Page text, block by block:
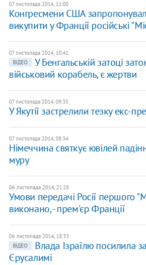
07 листопада 2014, 11:00
Конгресмени США
викупити у Франції російські
07 листопада 2014, 10:41
ВІДЕО
У Бенгальській затоці
військовий корабель, є жертви
07 листопада 2014, 09:35
У Якутії застрелили тезку екс-
07 листопада 2014, 08:34
Німеччина святкує ювілей
муру
06 листопада 2014, 21:28
Умови передачі Росії першого
виконано, - прем'єр Франції
06 листопада 2014, 18:33
ВІДЕО
Влада Ізраїлю посилила
Єрусалимі